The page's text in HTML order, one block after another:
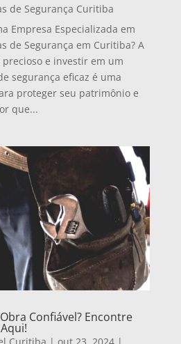
de Segurança Curitiba
Empresa Especializada em
de Segurança em Curitiba? A
e investir em um
segurança eficaz é uma
proteger seu patrimônio e
que...
Confiável? Encontre